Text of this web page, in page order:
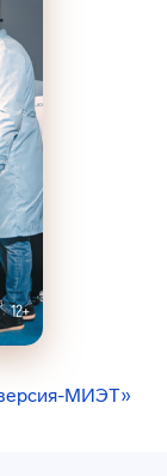
МИЭТ»